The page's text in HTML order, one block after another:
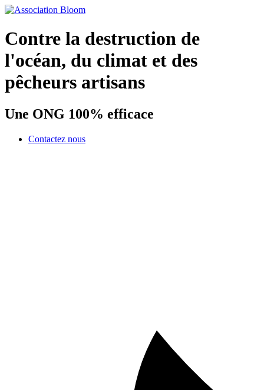
Contre la destruction de
l'océan, du climat et des
pêcheurs artisans
Une ONG 100% efficace
Contactez nous